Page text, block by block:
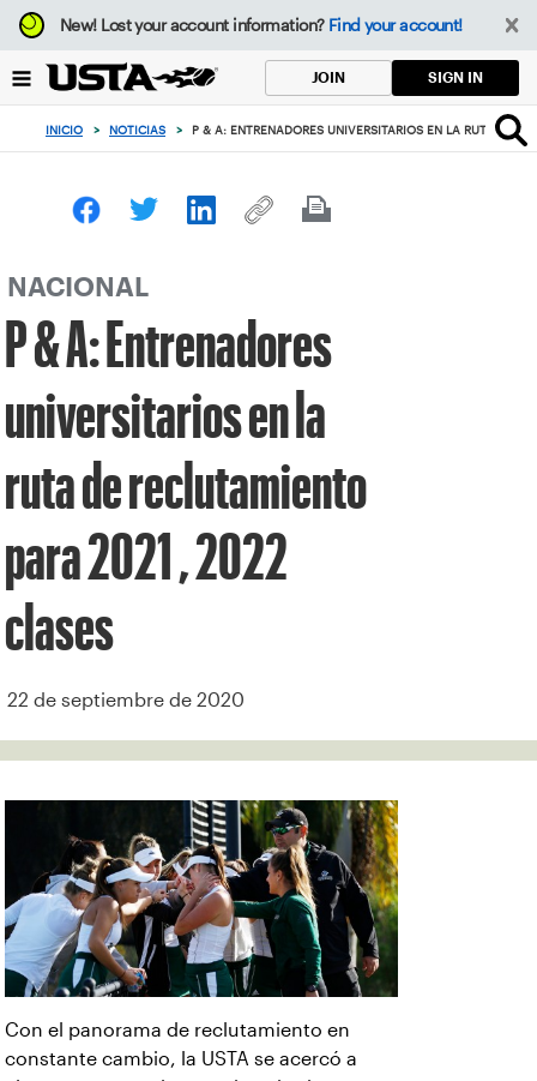
Enfoque
desde
botón
volver
principio
New!Lost your account information? Find your account!
JOIN SIGN IN
INICIO > NOTICIAS > P & A: ENTRENADORES UNIVERSITARIOS EN LA RUTA DE
NACIONAL
P & A: Entrenadores
universitarios en la
ruta de reclutamiento
para 2021 , 2022
clases
22 de septiembre de 2020
Con el panorama de reclutamiento en
constante cambio, la USTA se acercó a